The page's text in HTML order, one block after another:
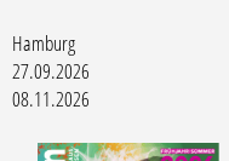
Hamburg
27.09.2026
08.11.2026